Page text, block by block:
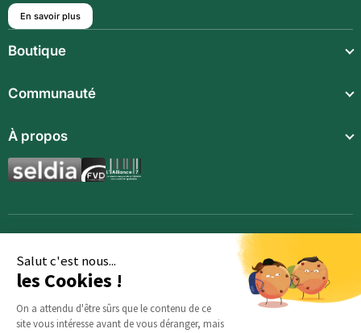
Salut c'est nous...
les Cookies !
On a attendu d'être sûrs que le contenu de ce
site vous intéresse avant de vous déranger, mais
En savoir plus
Boutique
Compléments alimentaires
Boissons techniques
Communauté
Communauté
Magazine
À propos
Qui sommes-nous ?
Opportunités
Inscription